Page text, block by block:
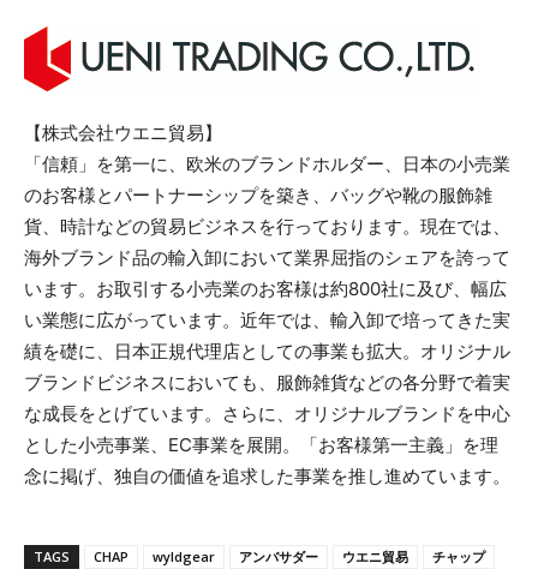
【株式会社ウエニ貿易】
「信頼」を第一に、欧米のブランドホルダー、日本の小売業
のお客様とパートナーシップを築き、バッグや靴の服飾雑
貨、時計などの貿易ビジネスを行っております。現在では、
海外ブランド品の輸入卸において業界屈指のシェアを誇って
います。お取引する小売業のお客様は約800社に及び、幅広
い業態に広がっています。近年では、輸入卸で培ってきた実
績を礎に、日本正規代理店としての事業も拡大。オリジナル
ブランドビジネスにおいても、服飾雑貨などの各分野で着実
な成長をとげています。さらに、オリジナルブランドを中心
とした小売事業、EC事業を展開。「お客様第一主義」を理
念に掲げ、独自の価値を追求した事業を推し進めています。
TAGS CHAP wyldgear アンバサダー ウエニ貿易
チャップ